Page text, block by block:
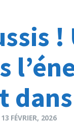
13 FÉVRIER, 2026